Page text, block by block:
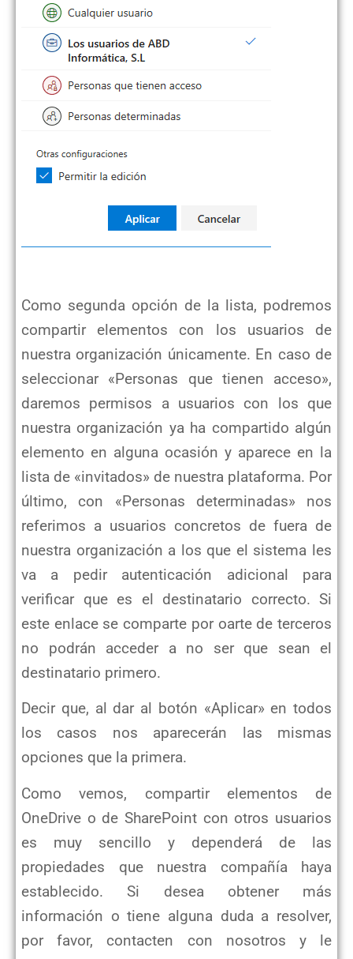
Como segunda opción de la lista, podremos
compartir elementos con los usuarios de
nuestra organización únicamente. En caso de
seleccionar «Personas que tienen acceso»,
daremos permisos a usuarios con los que
nuestra organización ya ha compartido algún
elemento en alguna ocasión y aparece en la
lista de «invitados» de nuestra plataforma. Por
último, con «Personas determinadas» nos
referimos a usuarios concretos de fuera de
nuestra organización a los que el sistema les
va a pedir autenticación adicional para
verificar que es el destinatario correcto. Si
este enlace se comparte por oarte de terceros
no podrán acceder a no ser que sean el
destinatario primero.
Decir que, al dar al botón «Aplicar» en todos
los casos nos aparecerán las mismas
opciones que la primera.
Como vemos, compartir elementos de
OneDrive o de SharePoint con otros usuarios
es muy sencillo y dependerá de las
propiedades que nuestra compañía haya
establecido. Si desea obtener más
información o tiene alguna duda a resolver,
por favor, contacten con nosotros y le